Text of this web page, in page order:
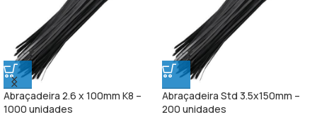
Abraçadeira 2.6 x 100mm K8 –
1000 unidades
Abraçadeira Std 3.5x150mm –
200 unidades